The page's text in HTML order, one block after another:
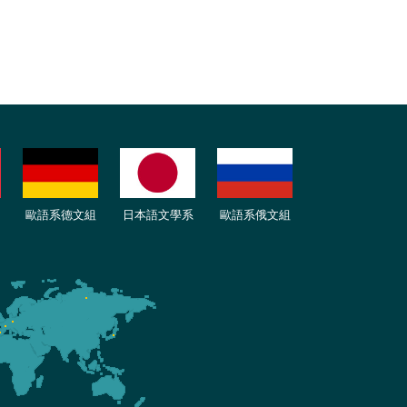
歐語系德文組 日本語文學系 歐語系俄文組